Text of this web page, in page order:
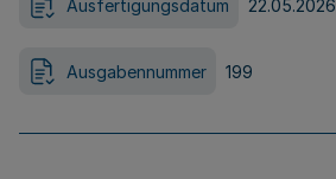
Ausfertigungsdatum 22.05.2026
Ausgabennummer 199